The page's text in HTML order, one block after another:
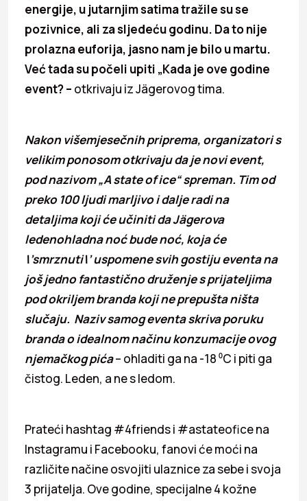
energije, u jutarnjim satima tražile su se
pozivnice, ali za sljedeću godinu. Da to nije
prolazna euforija, jasno nam je bilo u martu.
Već tada su počeli upiti „Kada je ove godine
event? – otkrivaju iz Jägerovog tima.
Nakon višemjesečnih priprema, organizatori s
velikim ponosom otkrivaju da je novi event,
pod nazivom „A state of ice“ spreman. Tim od
preko 100 ljudi marljivo i dalje radi na
detaljima koji će učiniti da Jägerova
ledenohladna noć bude noć, koja će
\’smrznuti\’ uspomene svih gostiju eventa na
još jedno fantastično druženje s prijateljima
pod okriljem branda koji ne prepušta ništa
slučaju. Naziv samog eventa skriva poruku
branda o idealnom načinu konzumacije ovog
njemačkog pića– ohladiti ga na -18 ⁰C i piti ga
čistog. Leden, a ne s ledom.
Prateći hashtag #4friends i #astateofice na
Instagramu i Facebooku, fanovi će moći na
različite načine osvojiti ulaznice za sebe i svoja
3 prijatelja. Ove godine, specijalne 4 kožne